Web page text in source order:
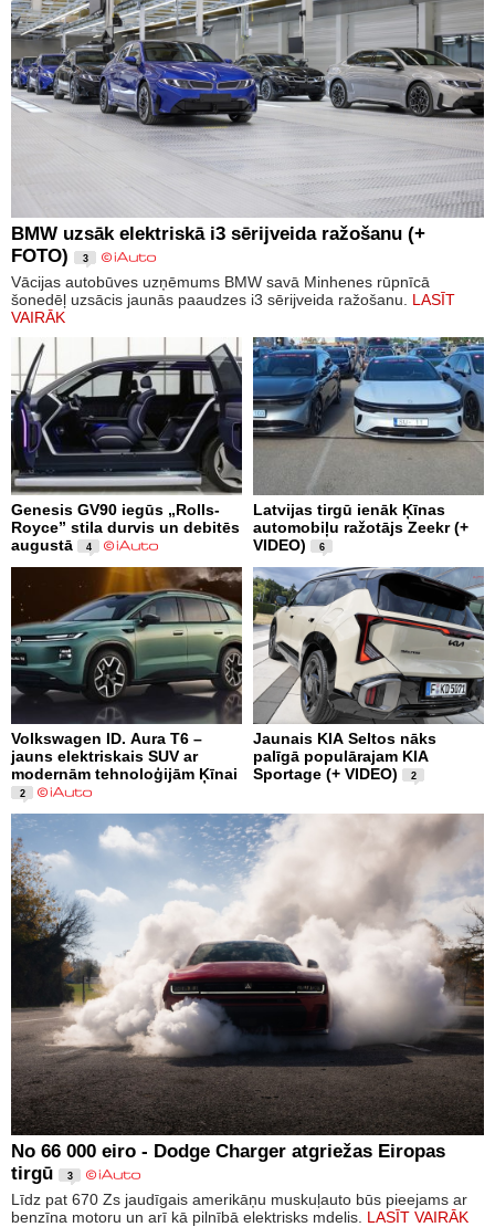
BMW uzsāk elektriskā i3 sērijveida ražošanu (+
FOTO)
3
Vācijas autobūves uzņēmums BMW savā Minhenes rūpnīcā
šonedēļ uzsācis jaunās paaudzes i3 sērijveida ražošanu. LASĪT
VAIRĀK
Genesis GV90 iegūs „Rolls-
Royce” stila durvis un debitēs
augustā
4
Latvijas tirgū ienāk Ķīnas
automobiļu ražotājs Zeekr (+
VIDEO)
6
Volkswagen ID. Aura T6 –
jauns elektriskais SUV ar
modernām tehnoloģijām Ķīnai
2
Jaunais KIA Seltos nāks
palīgā populārajam KIA
Sportage (+ VIDEO)
2
No 66 000 eiro - Dodge Charger atgriežas Eiropas
tirgū
3
Līdz pat 670 Zs jaudīgais amerikāņu muskuļauto būs pieejams ar
benzīna motoru un arī kā pilnībā elektrisks mdelis. LASĪT VAIRĀK